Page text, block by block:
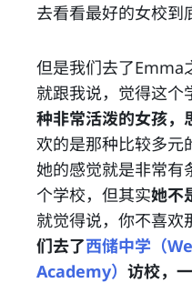
去看看最好的女校到
但是我们去了Emma
就跟我说，觉得这个
种非常活泼的女孩，
欢的是那种比较多元
她的感觉就是非常有
个学校，但其实她不
就觉得说，你不喜欢
们去了西储中学（
Academy） 访校，